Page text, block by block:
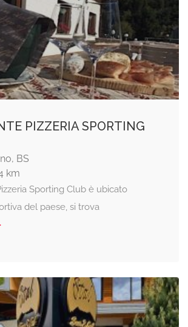
PIZZERIA SPORTING
BS
km
Sporting Club è ubicato
del paese, si trova